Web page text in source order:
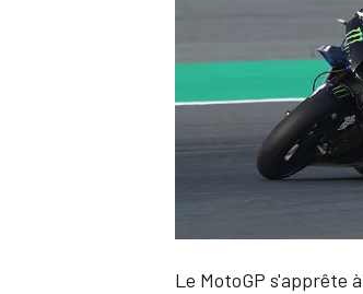
WEC
Le MotoGP s'apprête